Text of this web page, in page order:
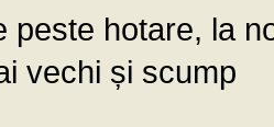
peste hotare, la
vechi și scump